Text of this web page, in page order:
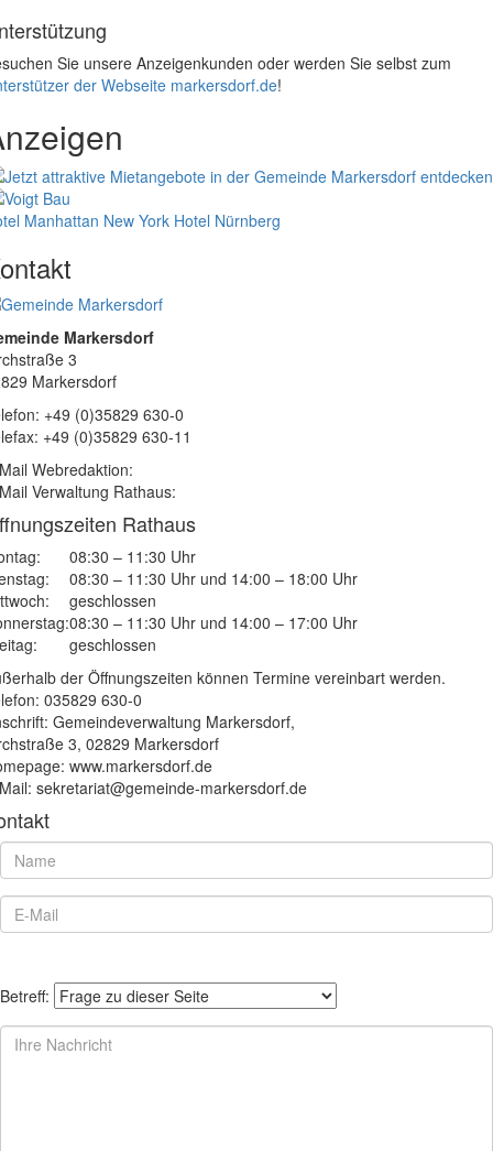
Sie unsere Anzeigenkunden oder werden Sie selbst zum
der Webseite markersdorf.de!
Manhattan New York Hotel Nürnberg
Markersdorf
3
Markersdorf
+49 (0)35829 630-0
+49 (0)35829 630-11
Webredaktion:
Verwaltung Rathaus:
Rathaus
08:30 – 11:30 Uhr
08:30 – 11:30 Uhr und 14:00 – 18:00 Uhr
geschlossen
08:30 – 11:30 Uhr und 14:00 – 17:00 Uhr
geschlossen
der Öffnungszeiten können Termine vereinbart werden.
035829 630-0
Gemeindeverwaltung Markersdorf,
3, 02829 Markersdorf
www.markersdorf.de
sekretariat@gemeinde-markersdorf.de
Betreff: